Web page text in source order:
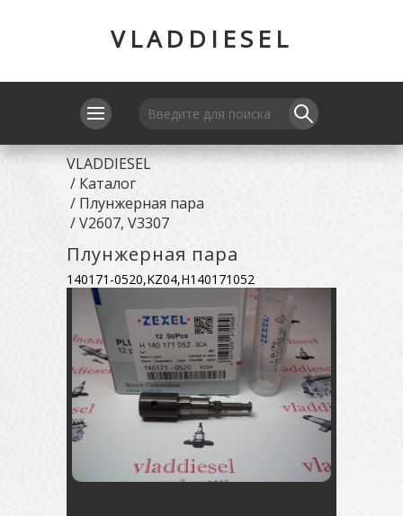
VLADDIESEL
VLADDIESEL
/ Каталог
/ Плунжерная пара
/V2607, V3307
Плунжерная пара
140171-0520,KZ04,H140171052